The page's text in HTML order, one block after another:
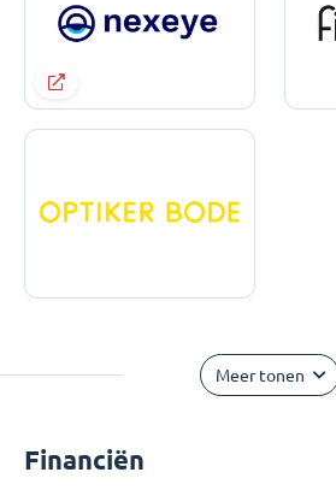
Meer tonen
Financiën